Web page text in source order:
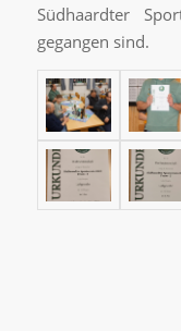
Südhaardter
gegangen sind.